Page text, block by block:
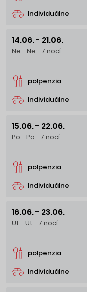
Individuálne
14.06. - 21.06.
Ne - Ne 7 nocí
Individuálne
polpenzia
15.06. - 22.06.
Po - Po 7 nocí
Individuálne
polpenzia
16.06. - 23.06.
Ut - Ut 7 nocí
Individuálne
polpenzia